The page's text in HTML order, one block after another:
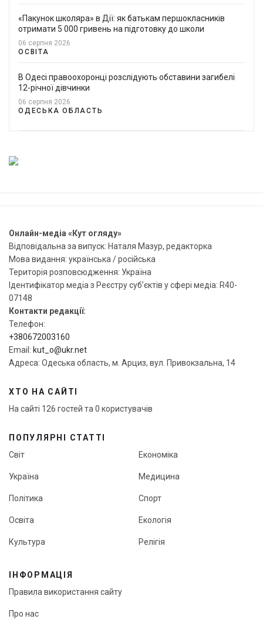
«Пакунок школяра» в Дії: як батькам першокласників
отримати 5 000 гривень на підготовку до школи
06 серпня 2026
ОСВІТА
В Одесі правоохоронці розслідують обставини загибелі
12-річної дівчинки
06 серпня 2026
ОДЕСЬКА ОБЛАСТЬ
Онлайн-медіа «Кут огляду»
Відповідальна за випуск: Наталя Мазур, редакторка
Мова видання: українська / російська
Територія розповсюдження: Україна
Ідентифікатор медіа з Реєстру суб’єктів у сфері медіа: R40-
07148
Контакти редакції:
Телефон:
+380672003160
Email: kut_o@ukr.net
Адреса: Одеська область, м. Арциз, вул. Привокзальна, 14
ХТО НА САЙТІ
На сайті 126 гостей та 0 користувачів
ПОПУЛЯРНІ СТАТТІ
Світ
Україна
Політика
Освіта
Культура
Економіка
Медицина
Спорт
Екологія
Релігія
ІНФОРМАЦІЯ
Правила використання сайту
Про нас